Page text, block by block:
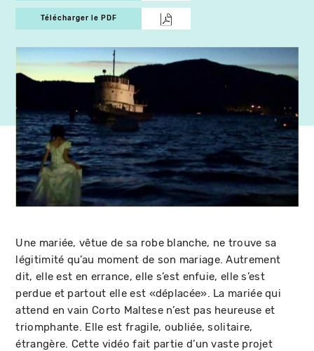
Télécharger le PDF
Une mariée, vêtue de sa robe blanche, ne trouve sa
légitimité qu’au moment de son mariage. Autrement
dit, elle est en errance, elle s’est enfuie, elle s’est
perdue et partout elle est «déplacée». La mariée qui
attend en vain Corto Maltese n’est pas heureuse et
triomphante. Elle est fragile, oubliée, solitaire,
étrangère. Cette vidéo fait partie d’un vaste projet